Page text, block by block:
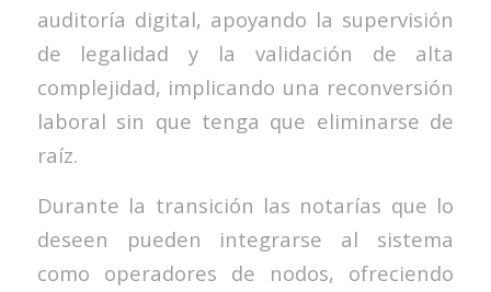
auditoría digital, apoyando la supervisión
de legalidad y la validación de alta
complejidad, implicando una reconversión
laboral sin que tenga que eliminarse de
raíz.
Durante la transición las notarías que lo
deseen pueden integrarse al sistema
como operadores de nodos, ofreciendo